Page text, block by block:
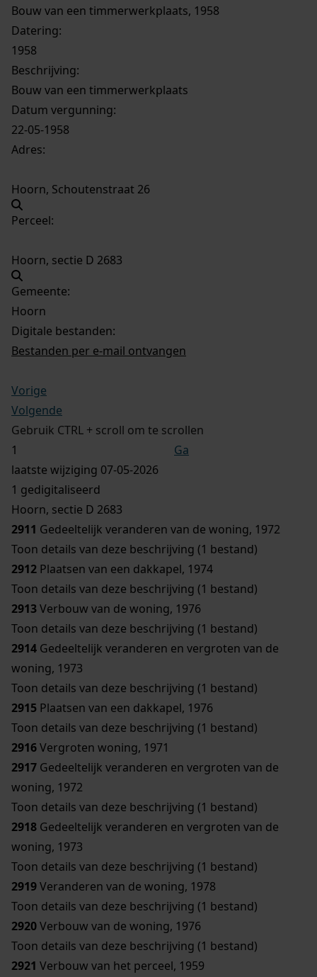
Bouw van een timmerwerkplaats, 1958
Datering:
1958
Beschrijving:
Bouw van een timmerwerkplaats
Datum vergunning:
22-05-1958
Adres:
Hoorn, Schoutenstraat 26
Perceel:
Hoorn, sectie D 2683
Gemeente:
Hoorn
Digitale bestanden:
Bestanden per e-mail ontvangen
Vorige
Volgende
Gebruik CTRL + scroll om te scrollen
Ga
laatste wijziging 07-05-2026
1 gedigitaliseerd
Hoorn, sectie D 2683
2911 Gedeeltelijk veranderen van de woning, 1972
Toon details van deze beschrijving (1 bestand)
2912 Plaatsen van een dakkapel, 1974
Toon details van deze beschrijving (1 bestand)
2913Verbouw van de woning, 1976
Toon details van deze beschrijving (1 bestand)
2914 Gedeeltelijk veranderen en vergroten van de
woning, 1973
Toon details van deze beschrijving (1 bestand)
2915 Plaatsen van een dakkapel, 1976
Toon details van deze beschrijving (1 bestand)
2916Vergroten woning, 1971
2917 Gedeeltelijk veranderen en vergroten van de
woning, 1972
Toon details van deze beschrijving (1 bestand)
2918 Gedeeltelijk veranderen en vergroten van de
woning, 1973
Toon details van deze beschrijving (1 bestand)
2919Veranderen van de woning, 1978
Toon details van deze beschrijving (1 bestand)
2920Verbouw van de woning, 1976
Toon details van deze beschrijving (1 bestand)
2921 Verbouw van het perceel, 1959